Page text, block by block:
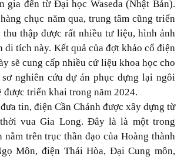
gia đến từ Đại học Waseda (Nhật Bản).
chục năm qua, trung tâm cũng triển
thập được rất nhiều tư liệu, hình ảnh
di tích này. Kết quả của đợt khảo cổ điện
sẽ cung cấp nhiều cứ liệu khoa học cho
nghiên cứu dự án phục dựng lại ngôi
được triển khai trong năm 2024.
tin, điện Cần Chánh được xây dựng từ
vua Gia Long. Đây là là một trong
trên trục thần đạo của Hoàng thành
Môn, điện Thái Hòa, Đại Cung môn,